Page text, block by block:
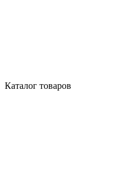
Каталог товаров